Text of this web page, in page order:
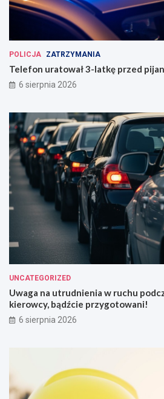
POLICJA ZATRZYMANIA
Telefon uratował 3-latkę przed
6 sierpnia 2026
UNCATEGORIZED
Uwaga na utrudnienia w ruchu
kierowcy, bądźcie przygotowani!
6 sierpnia 2026